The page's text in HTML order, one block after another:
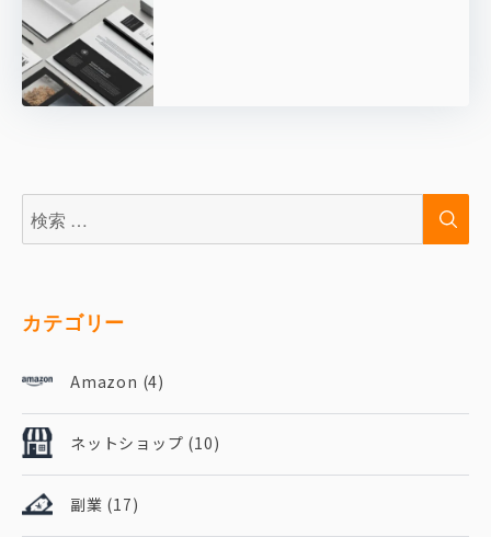
検
索:
検
カテゴリー
Amazon (4)
ネットショップ (10)
副業 (17)